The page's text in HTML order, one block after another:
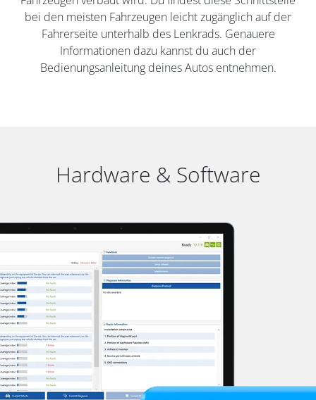
bei den meisten Fahrzeugen leicht zugänglich auf der
Fahrerseite unterhalb des Lenkrads. Genauere
Informationen dazu kannst du auch der
Bedienungsanleitung deines Autos entnehmen.
Hardware & Software